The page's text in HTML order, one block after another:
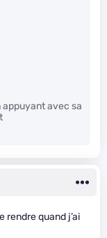
appuyant avec sa
rendre quand j’ai